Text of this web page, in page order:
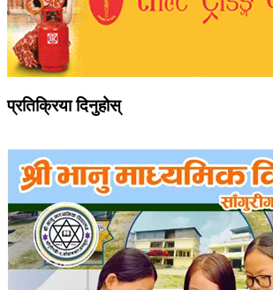
प्रतिक्रिया दिनुहोस्